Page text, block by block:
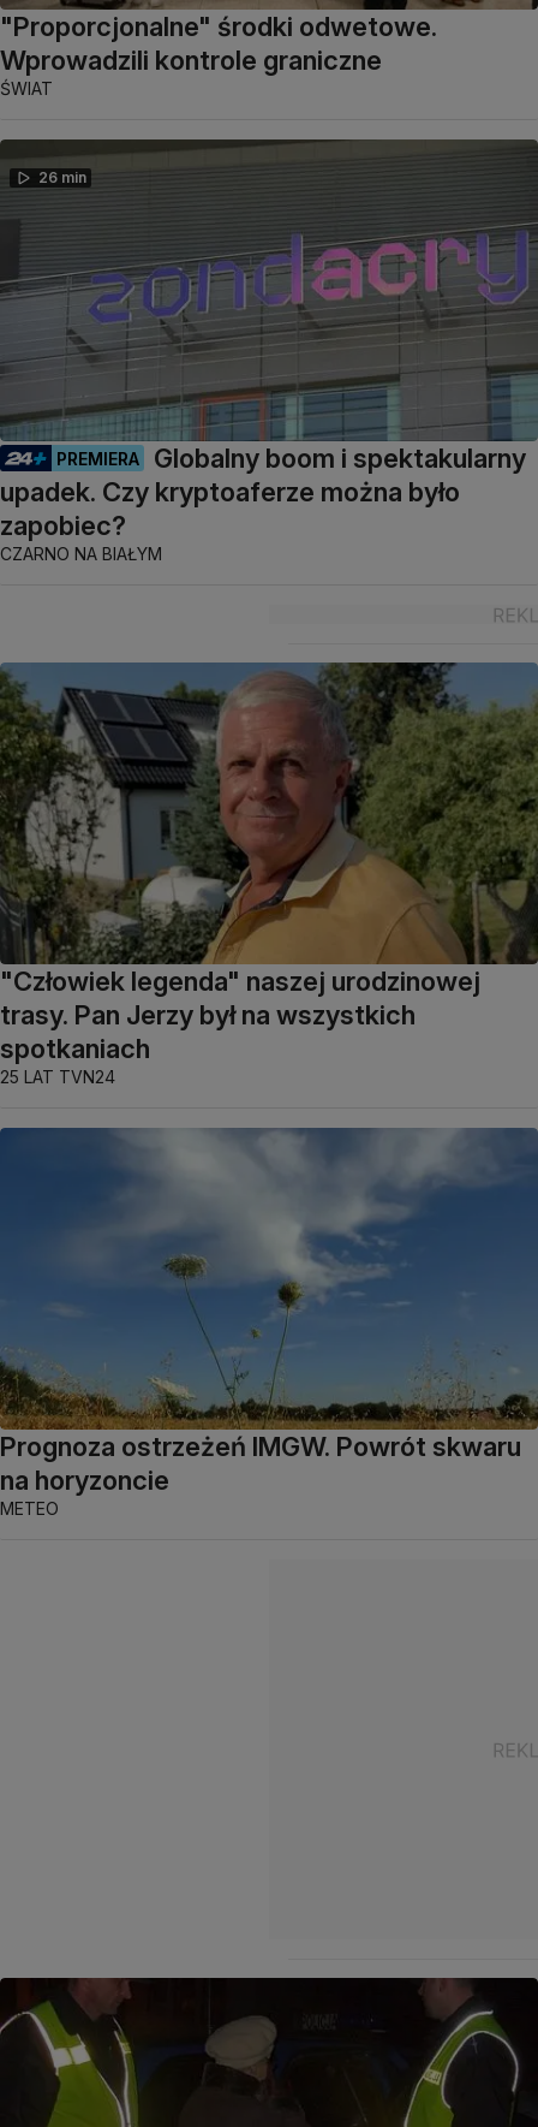
"Proporcjonalne" środki odwetowe.
Wprowadzili kontrole graniczne
ŚWIAT
26 min
PREMIERA
Globalny boom i spektakularny
upadek. Czy kryptoaferze można było
zapobiec?
CZARNO NA BIAŁYM
"Człowiek legenda" naszej urodzinowej
trasy. Pan Jerzy był na wszystkich
spotkaniach
25 LAT TVN24
Prognoza ostrzeżeń IMGW. Powrót skwaru
na horyzoncie
METEO